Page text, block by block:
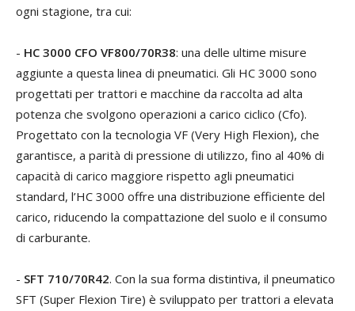
ogni stagione, tra cui:
- HC 3000 CFO VF800/70R38: una delle ultime misure
aggiunte a questa linea di pneumatici. Gli HC 3000 sono
progettati per trattori e macchine da raccolta ad alta
potenza che svolgono operazioni a carico ciclico (Cfo).
Progettato con la tecnologia VF (Very High Flexion), che
garantisce, a parità di pressione di utilizzo, fino al 40% di
capacità di carico maggiore rispetto agli pneumatici
standard, l’HC 3000 offre una distribuzione efficiente del
carico, riducendo la compattazione del suolo e il consumo
di carburante.
- SFT 710/70R42. Con la sua forma distintiva, il pneumatico
SFT (Super Flexion Tire) è sviluppato per trattori a elevata